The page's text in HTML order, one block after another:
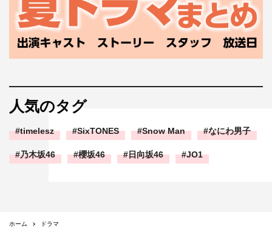
人気のタグ
timelesz SixTONES Snow Man なにわ男子
乃木坂46 櫻坂46 日向坂46 JO1
ホーム
ドラマ